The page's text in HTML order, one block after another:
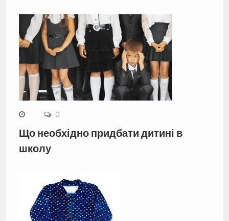
0
Що необхідно придбати дитині в
школу